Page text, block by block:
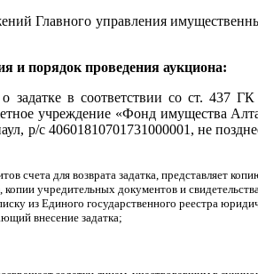
Главного управления
и порядок проведения аукциона:
задатке в соответствии со ст. 437
учреждение «Фонд имущества
не позднее 26
счета для возврата задатка, представляет
учредительных документов и
из Единого государственного реестра
внесение задатка;